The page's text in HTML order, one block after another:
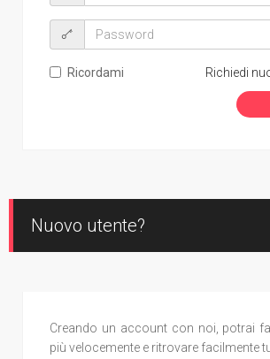
Richiedi
Ricordami
Nuovo utente?
Creando un account con noi, potrai
più velocemente e ritrovare facilmente